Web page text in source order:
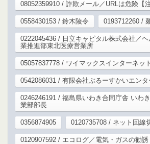
08052359910 / 詐欺メール／URLは危険【注
0558430153 / 鈴木陵令 0193712260 /
0222045436 / 日立キャピタル株式会社／
業推進部東北医療営業所
05057837778 / ワイマックスインターネッ
0542086031 / 有限会社ぶるーすかいエンタ
0246246191 / 福島県いわき合同庁舎 いわ
業部部長
0356874905 0120735708 / ネット回線
0120907592 / エコログ／電気・ガスの勧誘